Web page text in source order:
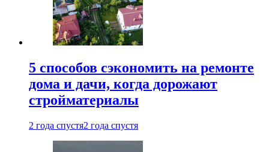
5 способов сэкономить на ремонте
дома и дачи, когда дорожают
стройматериалы
2 года спустя2 года спустя